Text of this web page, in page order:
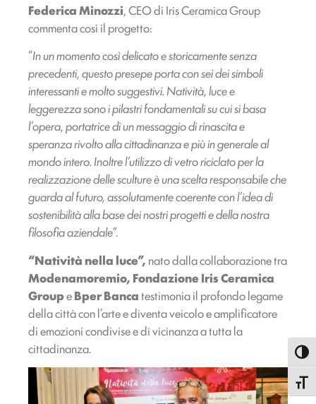
Federica Minozzi, CEO di Iris Ceramica Group
commenta così il progetto:
“In un momento così delicato e storicamente senza
precedenti, questo presepe porta con sei dei simboli
interessanti e molto suggestivi. Natività, luce e
leggerezza sono i pilastri fondamentali su cui si basa
l’opera, portatrice di un messaggio di rinascita e
speranza rivolto alla cittadinanza e più in generale al
mondo intero. Inoltre l’utilizzo di vetro riciclato per la
realizzazione delle sculture è una scelta responsabile che
guarda al futuro, assolutamente coerente con l’idea di
sostenibilità alla base dei nostri progetti e della nostra
filosofia aziendale”.
“Natività nella luce”, nato dalla collaborazione tra
Modenamoremio, Fondazione Iris Ceramica
GroupeBper Bancatestimonia il profondo legame
della città con l’arte e diventa veicolo e amplificatore
di emozioni condivise e di vicinanza a tutta la
cittadinanza.